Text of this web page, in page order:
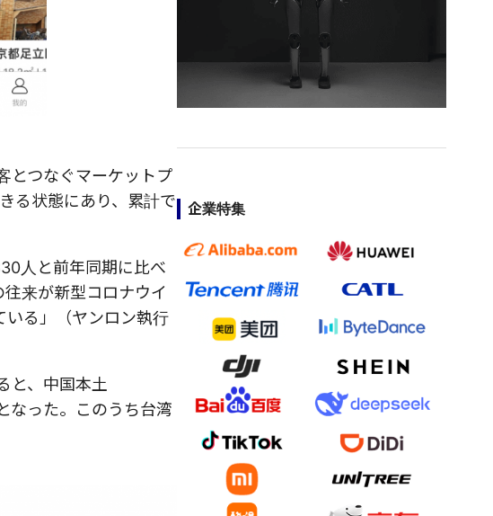
とつなぐマーケットプ
る状態にあり、累計で
人と前年同期に比べ
来が新型コロナウイ
いる」（ヤンロン執行
と、中国本土
なった。このうち台湾
企業特集